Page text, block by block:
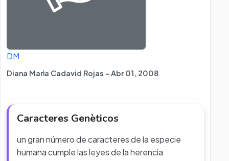
DM
Diana Marìa Cadavid Rojas - Abr 01, 2008
Caracteres Genèticos
un gran número de caracteres de la especie
humana cumple las leyes de la herencia